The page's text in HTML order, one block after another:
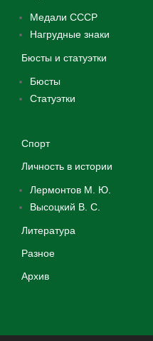
Медали СССР
Нагрудные знаки
Бюсты и статуэтки
Бюсты
Статуэтки
Спорт
Личность в истории
Лермонтов М. Ю.
Высоцкий В. С.
Литература
Разное
Архив